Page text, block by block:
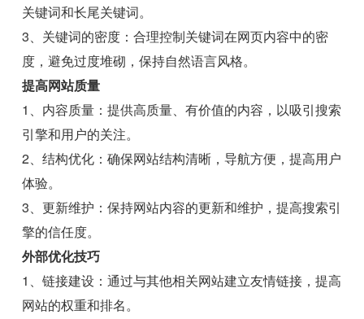
关键词和长尾关键词。
3、关键词的密度：合理控制关键词在网页内容中的密
度，避免过度堆砌，保持自然语言风格。
提高网站质量
1、内容质量：提供高质量、有价值的内容，以吸引搜索
引擎和用户的关注。
2、结构优化：确保网站结构清晰，导航方便，提高用户
体验。
3、更新维护：保持网站内容的更新和维护，提高搜索引
擎的信任度。
外部优化技巧
1、链接建设：通过与其他相关网站建立友情链接，提高
网站的权重和排名。